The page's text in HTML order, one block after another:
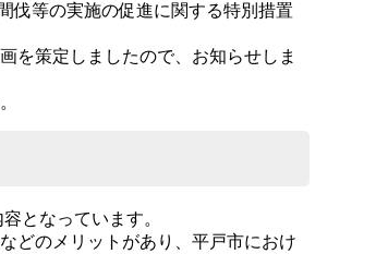
伐等の実施の促進に関する特別措置
を策定しましたので、お知らせしま
となっています。
どのメリットがあり、平戸市におけ